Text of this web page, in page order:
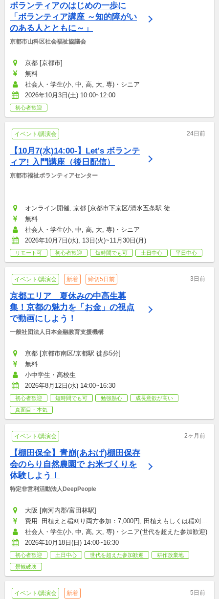
ボランティアのはじめの一歩に
「ボランティア講座 ～知的障がい
のある人とともに～」
京都市山科区社会福祉協議会
京都 [京都市]
無料
社会人・学生(小, 中, 高, 大, 専)・シニア
2026年10月3日(土) 10:00~12:00
初心者歓迎
イベント/講演会 24日前
【10月7(水)14:00-】Let's ボランテ
ィア! 入門講座（後日配信）
京都市福祉ボランティアセンター
オンライン開催, 京都 [京都市下京区/清水五条駅 徒...
無料
社会人・学生(小, 中, 高, 大, 専)・シニア
2026年10月7日(水), 13日(火)~11月30日(月)
リモート可 初心者歓迎 短時間でも可 土日中心 平日中心
イベント/講演会 新着 締切5日前 3日前
京都エリア　夏休みの中高生募
集！京都の魅力を「お金」の視点
一般社団法人日本金融教育支援機構
京都 [京都市南区/京都駅 徒歩5分]
無料
小中学生・高校生
2026年8月12日(水) 14:00~16:30
初心者歓迎 短時間でも可 勉強熱心
成長意欲が高い
真面目・本気
イベント/講演会 2ヶ月前
【棚田保全】青崩(あおげ)棚田保存
会のらり自然農園で お米づくりを
体験しよう！
特定非営利活動法人DeepPeople
大阪 [南河内郡/富田林駅]
費用: 田植えと稲刈り両方参加：7,000円, 田植えもしくは稲刈り
のみに参加：4,000円
社会人・学生(小, 中, 高, 大, 専)・シニア(世代を超えた参加歓迎)
2026年10月18日(日) 14:00~16:30
初心者歓迎 土日中心 世代を超えた参加歓迎
耕作放棄地
景観破壊
イベント/講演会 新着 5日前